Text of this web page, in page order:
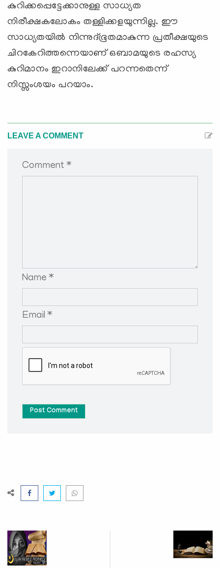
കുറിക്കപ്പെട്ടേക്കാനുള്ള സാധ്യത
നിരീക്ഷകലോകം തള്ളിക്കളയുന്നില്ല. ഈ
സാധ്യതയില്‍ നിന്നുദ്ഭൂതമാകുന്ന പ്രതീക്ഷയുടെ
ചിറകേറിത്തന്നെയാണ് ഒബാമയുടെ രഹസ്യ
കുറിമാനം ഇറാനിലേക്ക് പറന്നതെന്ന്
നിസ്സംശയം പറയാം.
LEAVE A COMMENT
Comment *
Name *
Email *
Post Comment